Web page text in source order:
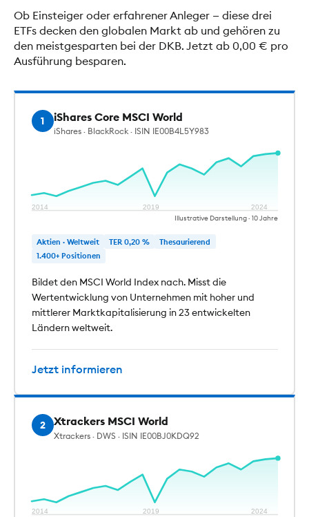
Ob Einsteiger oder erfahrener Anleger — diese drei
ETFs decken den globalen Markt ab und gehören zu
den meistgesparten bei der DKB. Jetzt ab 0,00 € pro
Ausführung besparen.
1 iShares Core MSCI World
iShares · BlackRock · ISIN IE00B4L5Y983
2014 2019 2024
Illustrative Darstellung · 10 Jahre
Aktien · Weltweit TER 0,20 %
Thesaurierend
1.400+ Positionen
Bildet den MSCI World Index nach. Misst die
Wertentwicklung von Unternehmen mit hoher und
mittlerer Marktkapitalisierung in 23 entwickelten
Ländern weltweit.
Jetzt informieren
2 Xtrackers MSCI World
Xtrackers · DWS · ISIN IE00BJ0KDQ92
2014 2019 2024